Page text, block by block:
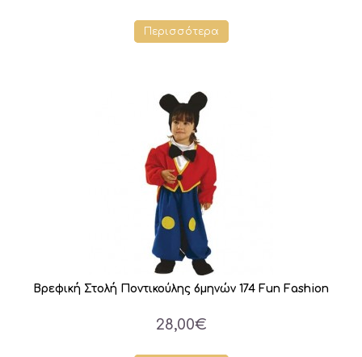
Περισσότερα
Βρεφική Στολή Ποντικούλης 6μηνών 174 Fun Fashion
28,00€